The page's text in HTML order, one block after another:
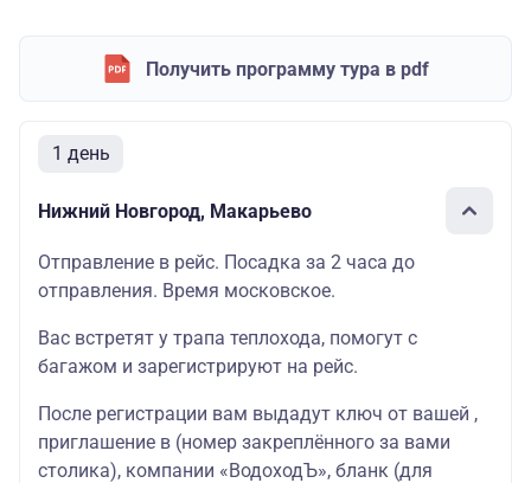
Получить программу тура в pdf
1 день
Нижний Новгород, Макарьево
Отправление в рейс. Посадка за 2 часа до
отправления. Время московское.
Вас встретят у трапа теплохода, помогут с
багажом и зарегистрируют на рейс.
После регистрации вам выдадут ключ от вашей ,
приглашение в (номер закреплённого за вами
столика), компании «ВодоходЪ», бланк (для